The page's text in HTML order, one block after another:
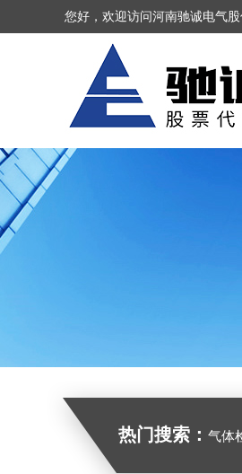
您好，欢迎访问河南驰诚电气股
热门搜索： 气体